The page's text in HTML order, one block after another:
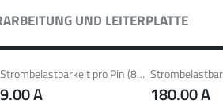
UND LEITERPLATTE
Strombelastbarkeit pro Pin (85°C) ~
9.00 A 180.00 A
Ideal für Verbindungen mit Lamella
Mehr zur Produktgruppe